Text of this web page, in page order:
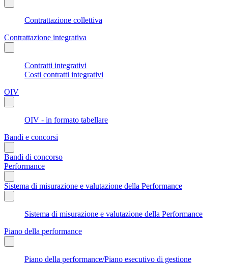
Contrattazione collettiva
Contrattazione integrativa
Contratti integrativi
Costi contratti integrativi
OIV
OIV - in formato tabellare
Bandi e concorsi
Bandi di concorso
Performance
Sistema di misurazione e valutazione della Performance
Sistema di misurazione e valutazione della Performance
Piano della performance
Piano della performance/Piano esecutivo di gestione